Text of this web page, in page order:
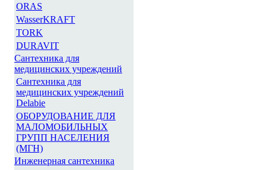
ORAS
WasserKRAFT
TORK
DURAVIT
Сантехника для
медицинских учреждений
Сантехника для
медицинских учреждений
Delabie
ОБОРУДОВАНИЕ ДЛЯ
МАЛОМОБИЛЬНЫХ
ГРУПП НАСЕЛЕНИЯ
(МГН)
Инженерная сантехника